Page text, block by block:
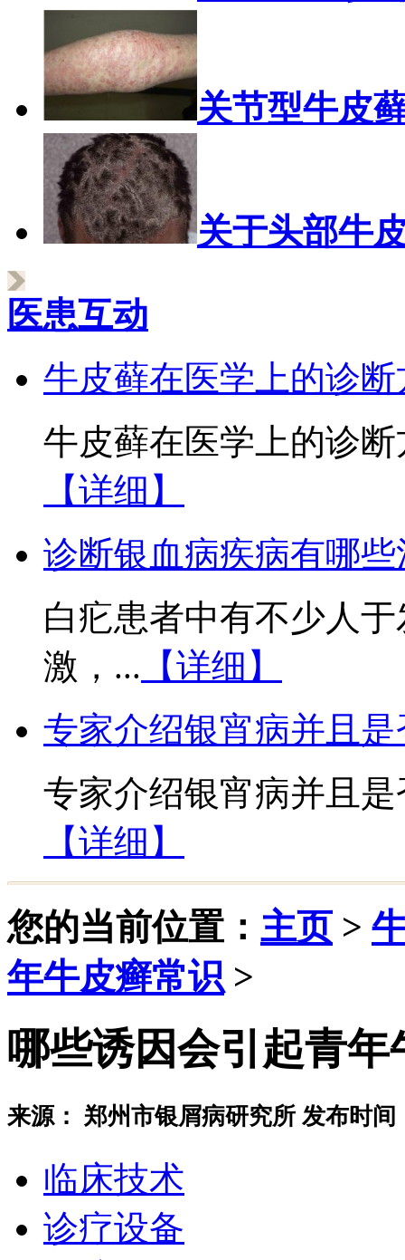
关节型牛皮
关于头部牛
医患互动
牛皮藓在医学上的诊断
牛皮藓在医学上的诊
【详细】
诊断银血病疾病有哪
白疕患者中有不少人
激，... 【详细】
专家介绍银宵病并且
专家介绍银宵病并且
【详细】
您的当前位置： 主页>
年牛皮癣常识 >
哪些诱因会引起青年
来源： 郑州市银屑病研究所 发布时间
临床技术
诊疗设备